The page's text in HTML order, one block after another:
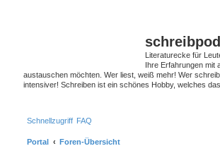
Literaturecke für
Ihre Erfahrungen mit
austauschen möchten. Wer liest, weiß mehr! Wer
intensiver! Schreiben ist ein schönes Hobby, welches
Schnellzugriff FAQ
Portal Foren-Übersicht